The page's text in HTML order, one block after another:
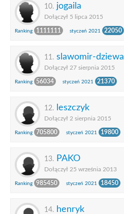
10. jogaila
Dołączył 5 lipca 2015
Ranking 1111111 styczeń 2021 22050
11. slawomir-dziewa
Dołączył 27 sierpnia 2015
Ranking 56034 styczeń 2021 21370
12. leszczyk
Dołączył 2 sierpnia 2015
Ranking 705800 styczeń 2021 19800
13. PAKO
Dołączył 25 września 2013
Ranking 985450 styczeń 2021 18450
14. henryk